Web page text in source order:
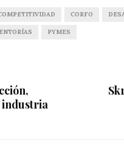
CORFO
PYMES
industria